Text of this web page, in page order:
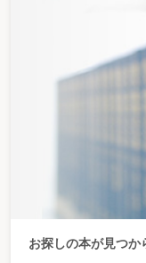
お探しの本が見つか